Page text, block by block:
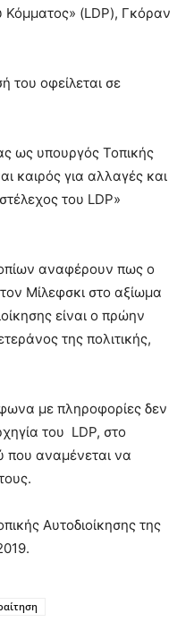
Κόμματος» (LDP), Γκόραν
του οφείλεται σε
ως υπουργός Τοπικής
καιρός για αλλαγές και
του LDP»
αναφέρουν πως ο
Μίλεφσκι στο αξίωμα
είναι ο πρώην
της πολιτικής,
με πληροφορίες δεν
του LDP, στο
που αναμένεται να
Αυτοδιοίκησης της